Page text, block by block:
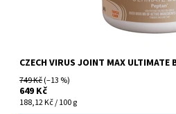
CZECH VIRUS JOINT MAX ULTIMATE
749 Kč(–13 %)
649 Kč
188,12 Kč / 100 g